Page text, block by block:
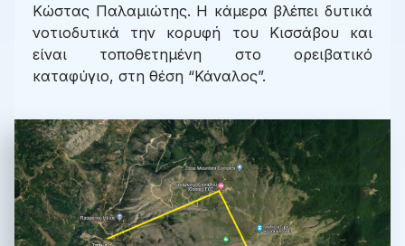
Κώστας Παλαμιώτης. Η κάμερα βλέπει δυτικά
νοτιοδυτικά την κορυφή του Κισσάβου και
είναι τοποθετημένη στο ορειβατικό
καταφύγιο, στη θέση “Κάναλος”.